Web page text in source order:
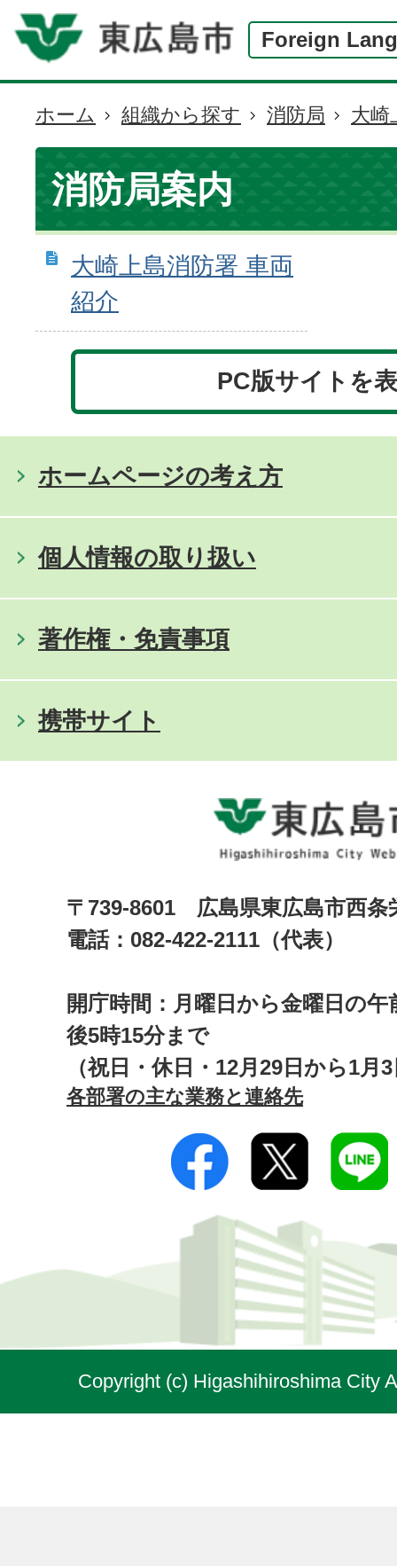
Foreign
現
在
の
位
置
ホーム 組織から探す 消防局 大崎
消防局案内
大崎上島消防署 車両
紹介
PC版サイトを
ホームページの考え方
個人情報の取り扱い
著作権・免責事項
携帯サイト
〒739-8601 広島県東広島市西
電話：082-422-2111（代表）
開庁時間：月曜日から金曜日の午
後5時15分まで
（祝日・休日・12月29日から1月
各部署の主な業務と連絡先
Copyright (c) Higashihiroshima City